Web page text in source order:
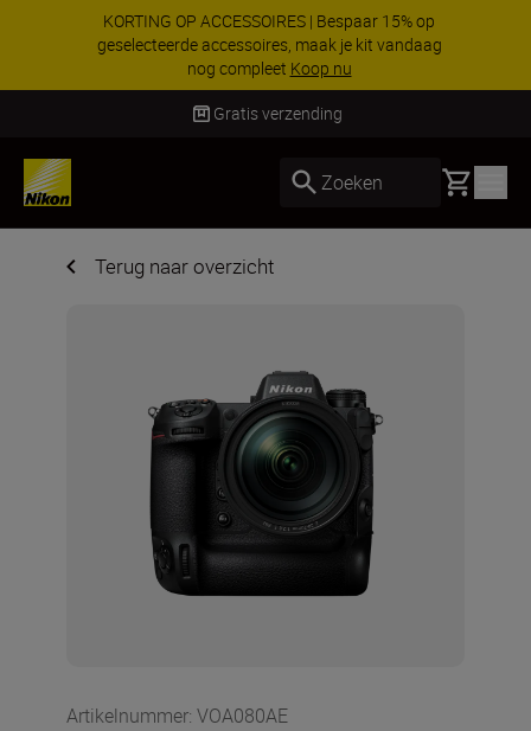
KORTING OP ACCESSOIRES | Bespaar 15% op
geselecteerde accessoires, maak je kit vandaag
nog compleet Koop nu
Levering binnen 2-3 werkdagen
Zoeken Basket
Terug naar overzicht
Artikelnummer: VOA080AE